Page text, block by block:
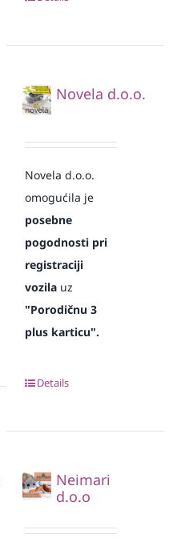
Novela d.o.o.
Novela d.o.o.
omogućila je
posebne
pogodnosti pri
registraciji
vozila uz
"Porodičnu 3
plus karticu".
Details
Neimari
d.o.o